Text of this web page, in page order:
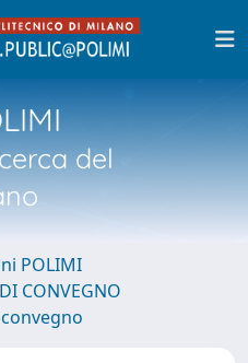
del
POLIMI
CONVEGNO